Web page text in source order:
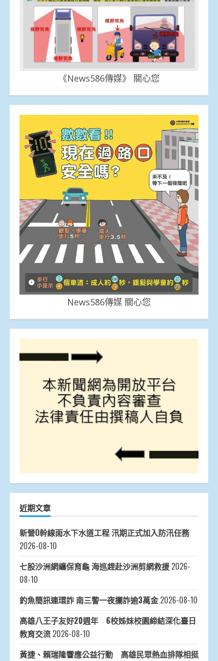
《News586傳媒》 關心您
News586傳媒 關心您
近期文章
新營O幹線雨水下水道工程 汛期正式加入防汛任務
2026-08-10
七股沙洲網纏保育龜 海巡趕赴沙洲剪網救援 2026-
08-10
釣魚簡訊連環詐 南三警一夜攔詐逾3萬金 2026-08-10
高雄八王子友好20週年 6校姊妹校園締結深化臺日
教育交流 2026-08-10
黃捷、賴瑞隆響應公益行動 高雄民眾熱血排隊相挺